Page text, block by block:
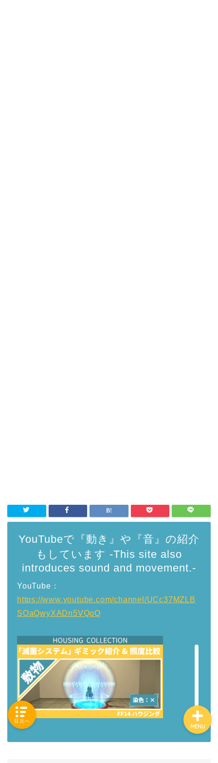
YouTubeで『動き』や『音』の紹介
もしています -This site also
introduces sound and movement.-
YouTube：
https://www.youtube.com/channel/UCc37MZLB
SOaQwyXADn5VQoQ
MENU
Category List-
ご要望はコチラから
目次へ